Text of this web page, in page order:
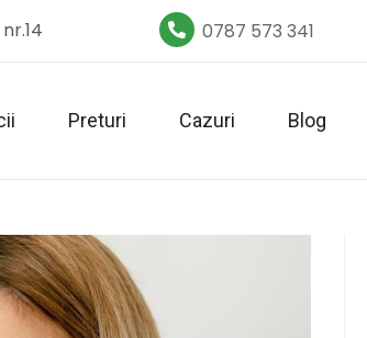
0787 573 341
Preturi Cazuri Blog